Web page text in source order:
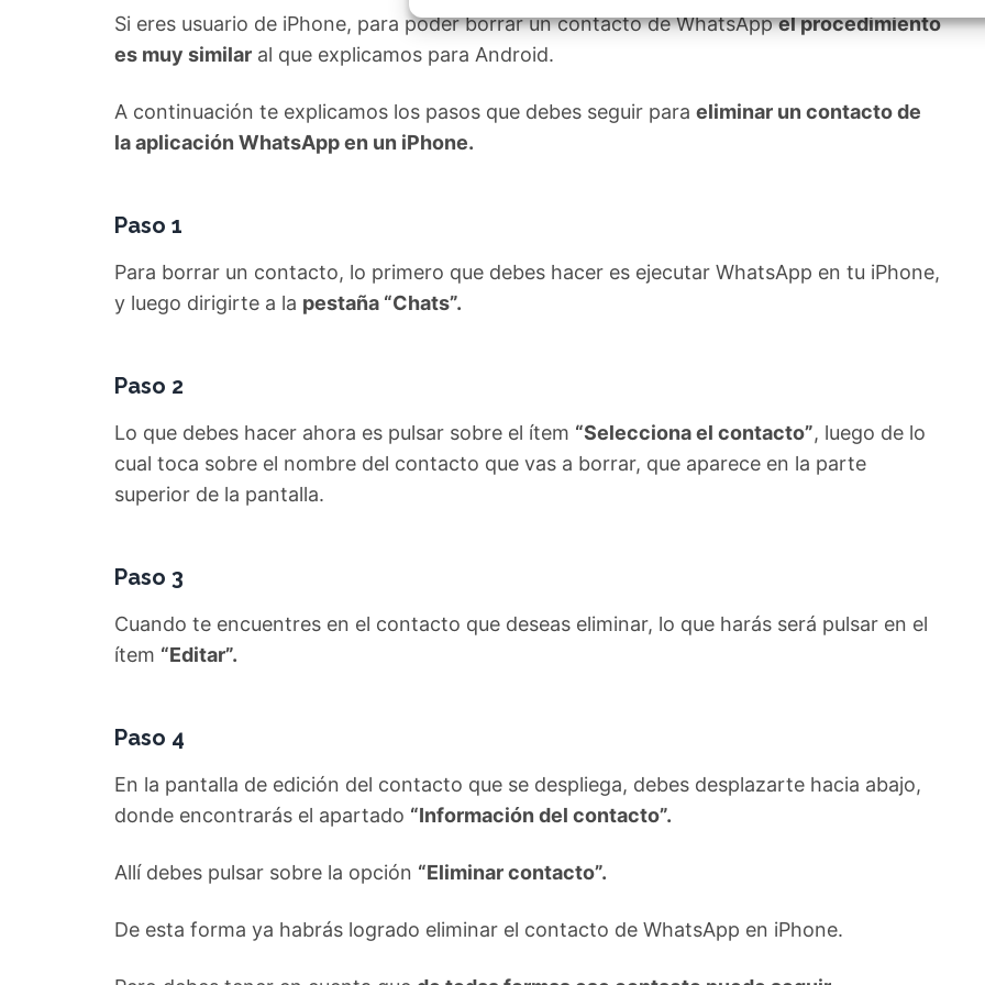
Garantizar la seguridad, evitar y detectar fraudes, y eliminar
fallos, Ofrecer y presentar publicidad y contenido, Guardar y
comunicar las preferencias de privacidad.
Si eres usuario de iPhone, para poder borrar un contacto de WhatsAppel procedimiento
es muy similar al que explicamos para Android.
A continuación te explicamos los pasos que debes seguir para eliminar un contacto de
la aplicación WhatsApp en un iPhone.
Paso 1
Para borrar un contacto, lo primero que debes hacer es ejecutar WhatsApp en tu iPhone,
y luego dirigirte a la pestaña “Chats”.
Paso 2
Lo que debes hacer ahora es pulsar sobre el ítem “Selecciona el contacto”, luego de lo
cual toca sobre el nombre del contacto que vas a borrar, que aparece en la parte
superior de la pantalla.
Paso 3
Cuando te encuentres en el contacto que deseas eliminar, lo que harás será pulsar en el
ítem “Editar”.
Paso 4
En la pantalla de edición del contacto que se despliega, debes desplazarte hacia abajo,
donde encontrarás el apartado “Información del contacto”.
Allí debes pulsar sobre la opción “Eliminar contacto”.
De esta forma ya habrás logrado eliminar el contacto de WhatsApp en iPhone.